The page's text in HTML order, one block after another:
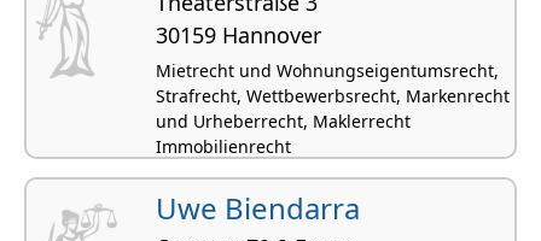
30159 Hannover
Mietrecht und Wohnungseigentumsrecht,
Strafrecht, Wettbewerbsrecht, Markenrecht
und Urheberrecht, Maklerrecht
Immobilienrecht
Uwe Biendarra